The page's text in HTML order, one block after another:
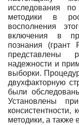
исследования
методики в
восполнения
включения в
познания
представлены
надежности и
выборки.
двухфакторную
были
Установлены
консистентности,
методики, а также